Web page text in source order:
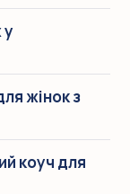
у
жінок з
коуч для